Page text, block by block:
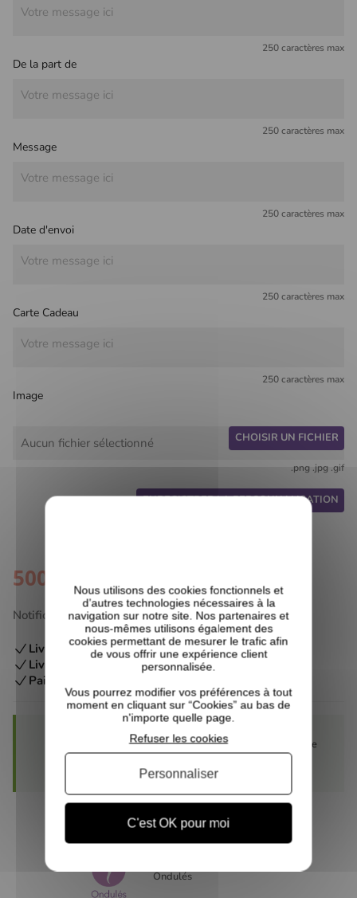
250 caractères max
De la part de
250 caractères max
Message
250 caractères max
Date d'envoi
250 caractères max
Carte Cadeau
250 caractères max
Image
Aucun fichier sélectionné CHOISIR UN FICHIER
.png .jpg .gif
ENREGISTRER LA PERSONNALISATION
500,00 €
Notification par email prise en compte
Livraisonentre le 10/08 et 11/08/2026
Livraison offerte
à partir de 60€*
Paiement en 3X sans frais
Ce produit vous rapporte 500 points
sur votre
CARACTÉRISTIQUES DU PRODUIT :
Ondulés
Nous utilisons des cookies fonctionnels et
d’autres technologies nécessaires à la
navigation sur notre site. Nos partenaires et
nous-mêmes utilisons également des
cookies permettant de mesurer le trafic afin
de vous offrir une expérience client
personnalisée.
Vous pourrez modifier vos préférences à tout
moment en cliquant sur “Cookies” au bas de
n'importe quelle page.
C'est OK pour moi
Refuser les cookies
Personnaliser